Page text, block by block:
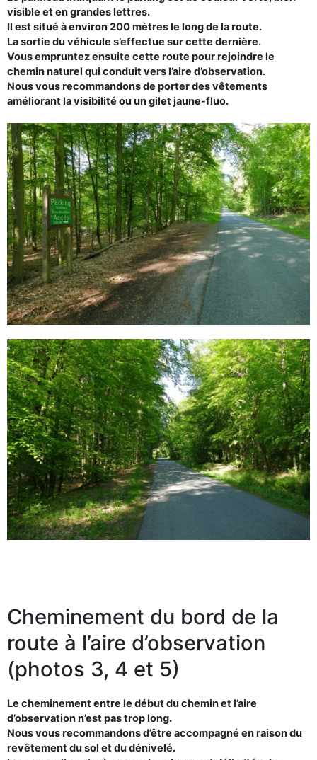
visible et en grandes lettres.
Il est situé à environ 200 mètres le long de la route.
La sortie du véhicule s’effectue sur cette dernière.
Vous empruntez ensuite cette route pour rejoindre le
chemin naturel qui conduit vers l’aire d’observation.
Nous vous recommandons de porter des vêtements
améliorant la visibilité ou un gilet jaune-fluo.
Cheminement du bord de la
route à l’aire d’observation
(photos 3, 4 et 5)
Le cheminement entre le début du chemin et l’aire
d’observation n’est pas trop long.
Nous vous recommandons d’être accompagné en raison du
revêtement du sol et du dénivelé.